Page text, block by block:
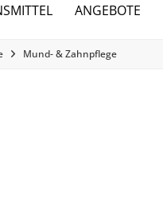
ANGEBOTE
Mund- & Zahnpflege